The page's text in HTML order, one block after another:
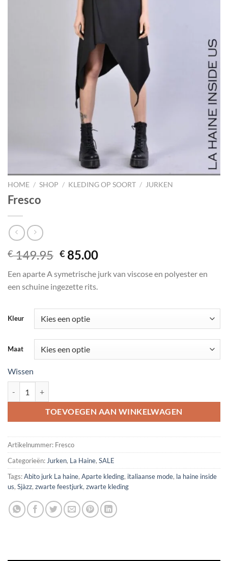
HOME / SHOP / KLEDING OP SOORT / JURKEN
Fresco
€149.95 Oorspronkelijke
was:
€ 149.95.
€ 85.00Huidige
is:
Een aparte A symetrische jurk van viscose en polyester en
een schuine ingezette rits.
Kleur
Maat
Wissen
TOEVOEGEN AAN WINKELWAGEN
Artikelnummer: Fresco
Categorieën: Jurken, La Haine, SALE
Tags:Abito jurk La haine, Aparte kleding, italiaanse mode, la haine inside
us, Sjàzz, zwarte feestjurk, zwarte kleding